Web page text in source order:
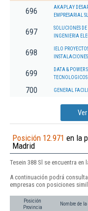
696
AKAPLAY
EMPRESARIAL SL.
697
SOLUCIONES DE
INGENIERIA
698
IELO
INSTALACIONES
699
DATA & POWER
TECNOLOGICOS
700 GENERAL
Posición 12.971 en la
Madrid
Tesein 388 Sl se encuentra
A continuación podrá
empresas con posiciones
Posición
Provincia
Nombre de